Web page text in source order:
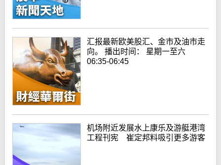
汇报最新欧美股汇、金市及油市走
向。 播出时间： 星期一至六
06:35-06:45
机场附近发展水上康乐及游艇港湾
工程刊宪 崔定邦料吸引更多游客